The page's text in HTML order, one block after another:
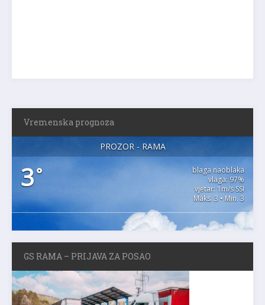
Vremenska prognoza
PROZOR - RAMA
3°
blaga naoblaka
vlaga: 97%
vjetar: 1m/s SSI
Maks. 3 • Min. 3
GS RAMA – PRIJAVA ZA POSAO